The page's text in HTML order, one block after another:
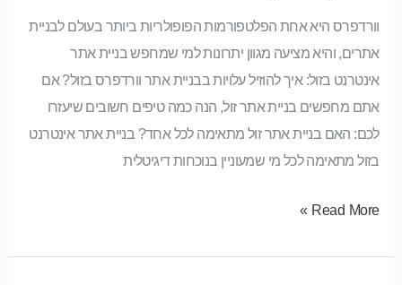
וורדפרס היא אחת הפלטפורמות הפופולריות ביותר בעולם לבניית
אתרים, והיא מציעה מגוון יתרונות למי שמחפש בניית אתר
אינטרנט בזול: איך להוזיל עלויות בבניית אתר וורדפרס בזול? אם
אתם מחפשים בניית אתר זול, הנה כמה טיפים חשובים שיעזרו
לכם: האם בניית אתר זול מתאימה לכל אחד? בניית אתר אינטרנט
בזול מתאימה לכל מי שמעוניין בנוכחות דיגיטלית
Read More »